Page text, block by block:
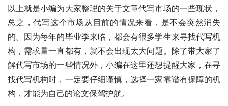
以上就是小编为大家整理的关于文章代写市场的一些现状，
总之，代写这个市场从目前的情况来看，是不会突然消失
的。因为每年的毕业季来临，都会有很多学生来寻找代写机
构，需求量一直都有，就不会出现太大问题。除了带大家了
解代写市场的一些情况外，小编在这里还想提醒大家，在寻
找代写机构时，一定要仔细谨慎，选择一家靠谱有保障的机
构，才能为自己的论文保驾护航。